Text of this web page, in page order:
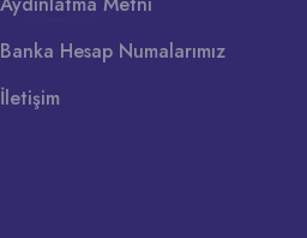
Banka Hesap Numalarımız
İletişim